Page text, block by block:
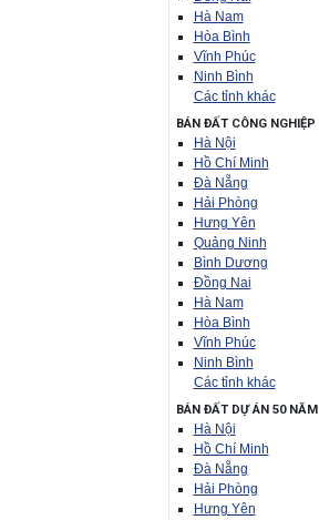
Hà Nam
Hòa Bình
Vĩnh Phúc
Ninh Bình
Các tỉnh khác
BÁN ĐẤT CÔNG NGHIỆP
Hà Nội
Hồ Chí Minh
Đà Nẵng
Hải Phòng
Hưng Yên
Quảng Ninh
Bình Dương
Đồng Nai
Hà Nam
Hòa Bình
Vĩnh Phúc
Ninh Bình
Các tỉnh khác
BÁN ĐẤT DỰ ÁN 50 NĂM
Hà Nội
Hồ Chí Minh
Đà Nẵng
Hải Phòng
Hưng Yên